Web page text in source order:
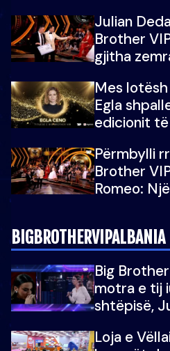
Julian
Brother
gjitha
Mes
Egla
edicionit
Përmbylli
Brother
Romeo:
BIGBROTHERVIPALBANIA
Big
motra e tij
shtëpisë,
do të
Loja e